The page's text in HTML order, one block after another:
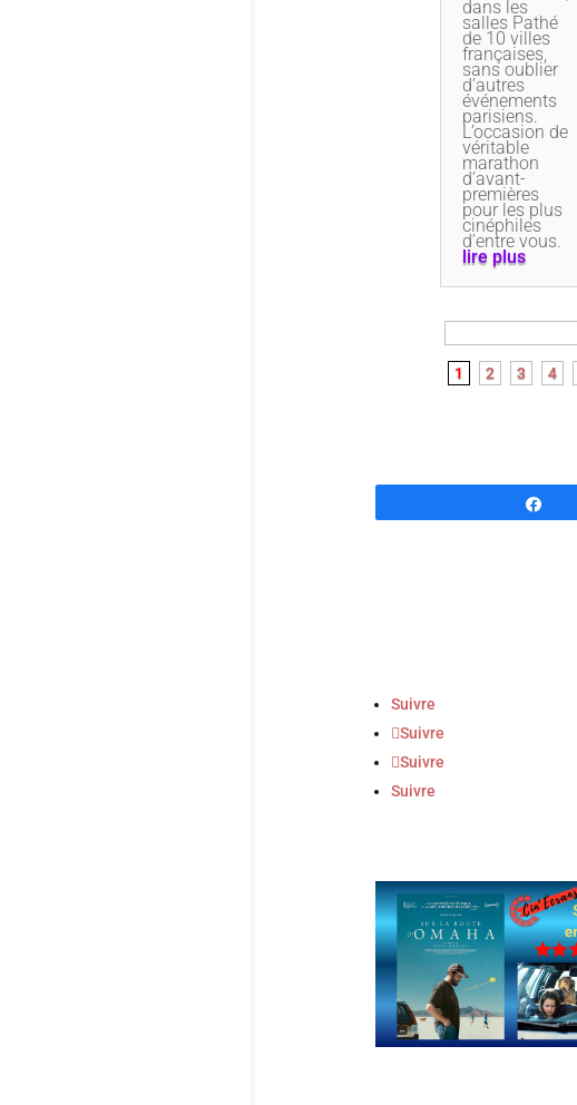
dans les
salles Pathé
de 10 villes
françaises,
sans oublier
d’autres
événements
parisiens.
L’occasion de
véritable
marathon
d’avant-
premières
pour les plus
cinéphiles
d’entre vous.
lire plus
1 2 3 4
Suivre
Suivre
Suivre
Suivre